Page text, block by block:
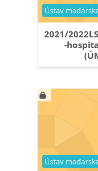
2021/
-
Kategória kurzu
Kategória kurzu